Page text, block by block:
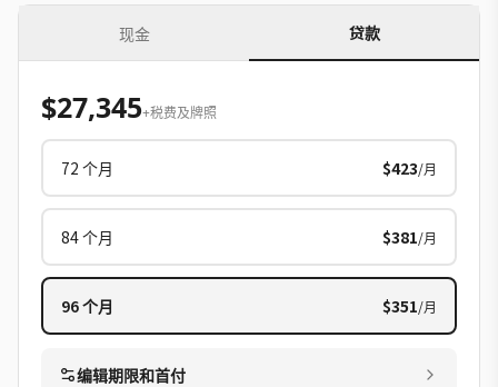
现金 贷款
$27,345+税费及牌照
72 个月 $423/月
84个月 $381/月
96个月 $351/月
编辑期限和首付